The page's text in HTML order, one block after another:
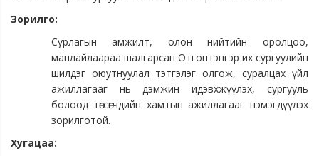
Зорилго:
Сурлагын амжилт, олон нийтийн оролцоо,
манлайлаараа шалгарсан Отгонтэнгэр их сургуулийн
шилдэг оюутнуулал тэтгэлэг олгож, суралцах үйл
ажиллагааг нь дэмжин идэвхжүүлэх, сургууль
болоод төгсөгчдийн хамтын ажиллагааг нэмэгдүүлэх
зорилготой.
Хугацаа: